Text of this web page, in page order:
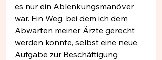
es nur ein Ablenkungsmanöver
war. Ein Weg, bei dem ich dem
Abwarten meiner Ärzte gerecht
werden konnte, selbst eine neue
Aufgabe zur Beschäftigung